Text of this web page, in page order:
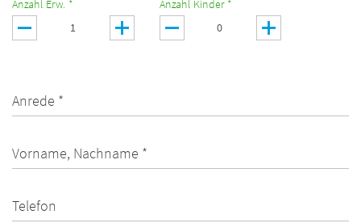
Anzahl Erw. * Anzahl Kinder *
Anrede *
Vorname, Nachname *
Telefon